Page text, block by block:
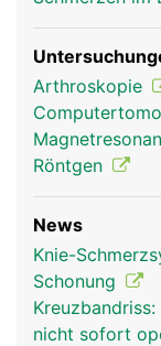
Kniescheibe Frau
Arthroskopie
Röntgen
News
Knie-
Schonung
nicht sofort